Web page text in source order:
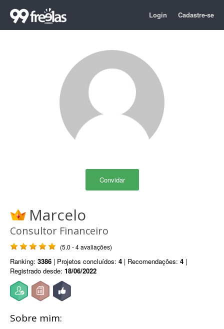
Login Cadastre-se
Convidar
Marcelo
Consultor Financeiro
(5.0 - 4 avaliações)
Ranking: 3386 | Projetos concluídos: 4 | Recomendações: 4 |
Registrado desde: 18/06/2022
Sobre mim: